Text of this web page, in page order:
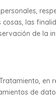
las
de la
en
de